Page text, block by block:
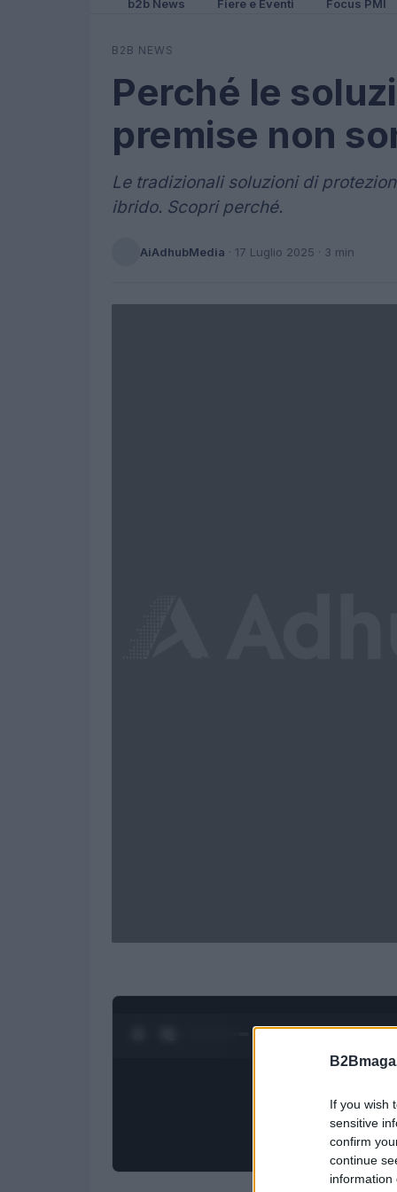
If you wish
sensitive
confirm
continue
information
b2b News Fiere e Eventi Focus PMI
B2B NEWS
Perché le
premise non
Le tradizionali soluzioni di
ibrido. Scopri perché.
AiAdhubMedia · 17 Luglio 2025 · 3 min